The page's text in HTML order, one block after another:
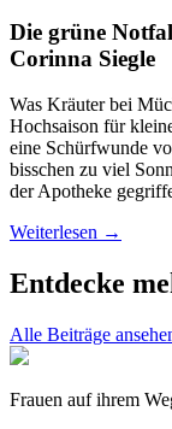
Die grüne
Corinna Siegle
Was Kräuter bei
Hochsaison für
eine Schürfwunde
bisschen zu viel
der Apotheke
Weiterlesen →
Entdecke
Alle Beiträge
Frauen auf ihrem